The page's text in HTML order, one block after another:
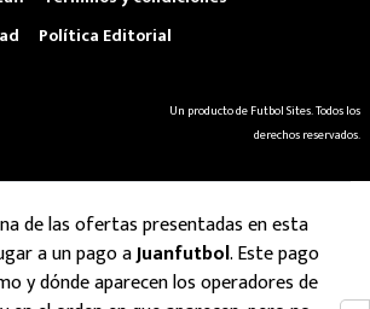
Política Editorial
Un producto de Futbol Sites. Todos los
derechos reservados.
de las ofertas presentadas en esta
a un pago aJuanfutbol. Este pago
y dónde aparecen los operadores de